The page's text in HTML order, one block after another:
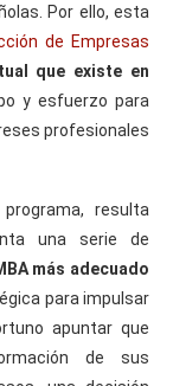
Por ello, esta
de Empresas
que existe en
y esfuerzo para
profesionales
resulta
una serie de
más adecuado
para impulsar
apuntar que
de sus